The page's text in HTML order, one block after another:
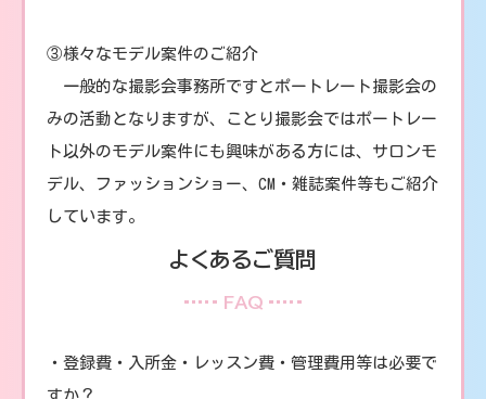
③様々なモデル案件のご紹介
一般的な撮影会事務所ですとポートレート撮影会の
みの活動となりますが、ことり撮影会ではポートレー
ト以外のモデル案件にも興味がある方には、サロンモ
デル、ファッションショー、CM・雑誌案件等もご紹介
しています。
よくあるご質問
FAQ
・登録費・入所金・レッスン費・管理費用等は必要で
すか？